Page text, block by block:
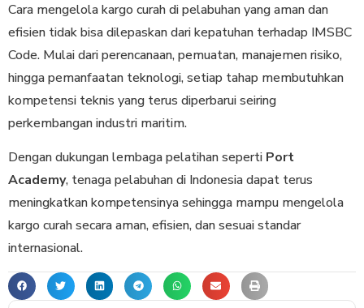
Cara mengelola kargo curah di pelabuhan yang aman dan
efisien tidak bisa dilepaskan dari kepatuhan terhadap IMSBC
Code. Mulai dari perencanaan, pemuatan, manajemen risiko,
hingga pemanfaatan teknologi, setiap tahap membutuhkan
kompetensi teknis yang terus diperbarui seiring
perkembangan industri maritim.
Dengan dukungan lembaga pelatihan seperti Port
Academy, tenaga pelabuhan di Indonesia dapat terus
meningkatkan kompetensinya sehingga mampu mengelola
kargo curah secara aman, efisien, dan sesuai standar
internasional.